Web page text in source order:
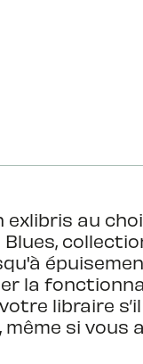
au
la
libraire
si vous